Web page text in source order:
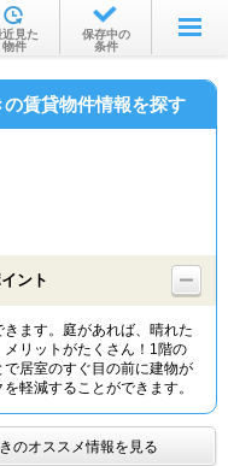
から
から
近見た
物件
保存中の
条件
賃貸物件情報を探す
ント
ます。庭があれば、晴れた
リットがたくさん！1階の
居室のすぐ目の前に建物が
軽減することができます。
のオススメ情報を見る